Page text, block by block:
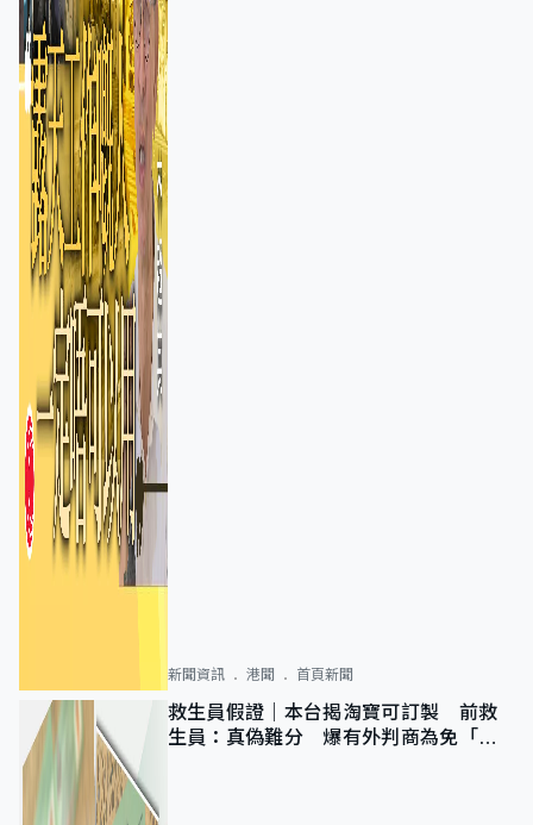
新聞資訊 港聞 首頁新聞
救生員假證｜本台揭淘寶可訂製 前救
生員：真偽難分 爆有外判商為免「封